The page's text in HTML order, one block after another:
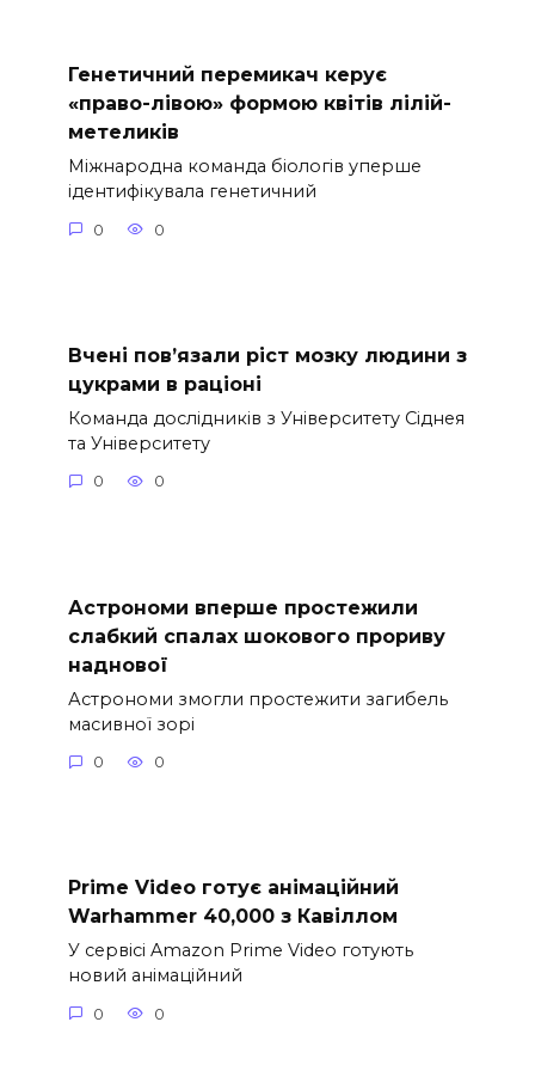
Генетичний перемикач керує
«право-лівою» формою квітів лілій-
метеликів
Міжнародна команда біологів уперше
ідентифікувала генетичний
0 0
Вчені пов’язали ріст мозку людини з
цукрами в раціоні
Команда дослідників з Університету Сіднея
та Університету
0 0
Астрономи вперше простежили
слабкий спалах шокового прориву
наднової
Астрономи змогли простежити загибель
масивної зорі
0 0
Prime Video готує анімаційний
Warhammer 40,000 з Кавіллом
У сервісі Amazon Prime Video готують
новий анімаційний
0 0